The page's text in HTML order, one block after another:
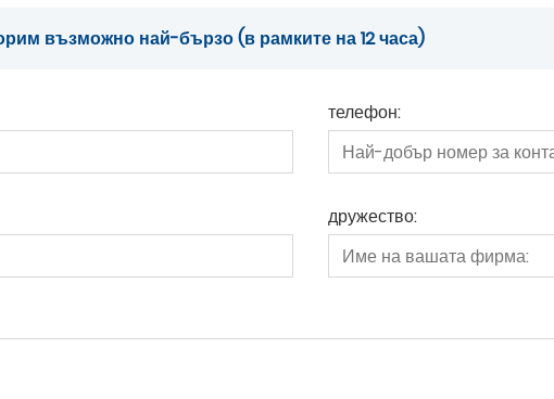
възможно най-бързо (в рамките на 12 часа)
телефон:
дружество: